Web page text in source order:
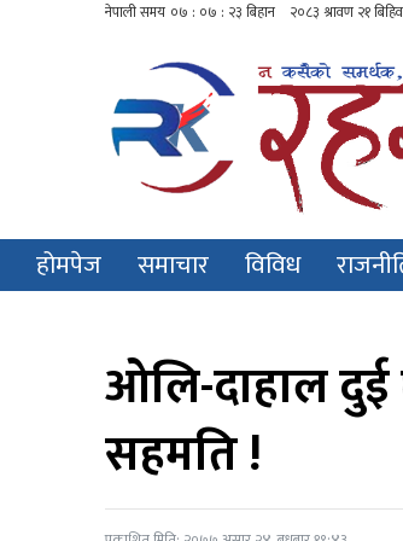
होमपेज समाचार विविध
ओलि-दाहाल दुई
सहमति !